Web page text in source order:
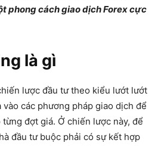
phong cách giao dịch Forex cực
là gì
lược đầu tư theo kiểu lướt lướt
vào các phương pháp giao dịch để
đợt giá. Ở chiến lược này, để
đầu tư buộc phải có sự kết hợp